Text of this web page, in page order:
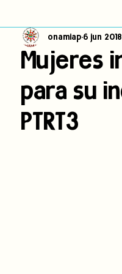
climático Navegador
Pronunciamientos
Mujeres
para su
PTRT3
onamiap 6 jun 2018